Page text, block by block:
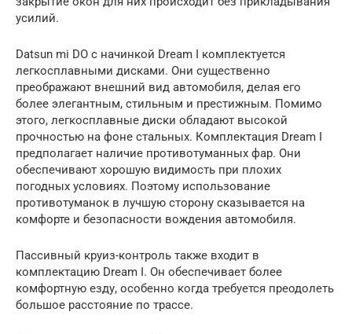
усилий.
Datsun mi DO с начинкой Dream I комплектуется
легкосплавными дисками. Они существенно
преображают внешний вид автомобиля, делая его
более элегантным, стильным и престижным. Помимо
этого, легкосплавные диски обладают высокой
прочностью на фоне стальных. Комплектация Dream I
предполагает наличие противотуманных фар. Они
обеспечивают хорошую видимость при плохих
погодных условиях. Поэтому использование
противотуманок в лучшую сторону сказывается на
комфорте и безопасности вождения автомобиля.
Пассивный круиз-контроль также входит в
комплектацию Dream I. Он обеспечивает более
комфортную езду, особенно когда требуется преодолеть
большое расстояние по трассе.